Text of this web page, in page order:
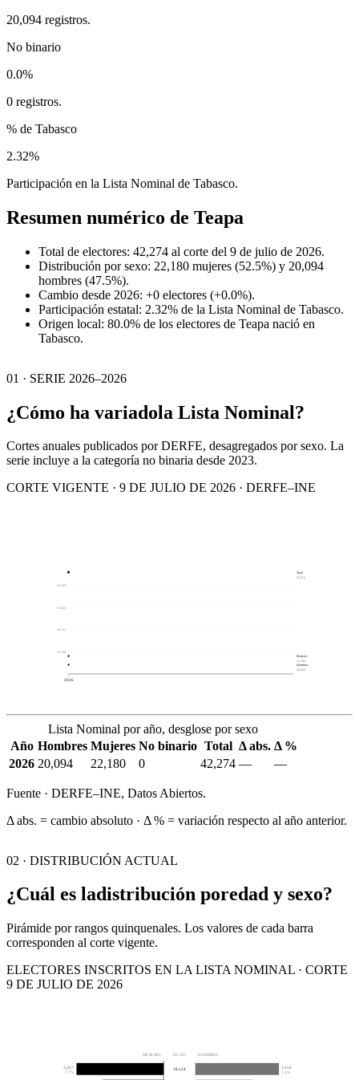
20,094 registros.
No binario
0.0%
0 registros.
% de Tabasco
2.32%
Participación en la Lista Nominal de Tabasco.
Resumen numérico de Teapa
Total de electores: 42,274 al corte del 9 de julio de 2026.
Distribución por sexo: 22,180 mujeres (52.5%) y 20,094
hombres (47.5%).
Cambio desde 2026: +0 electores (+0.0%).
Participación estatal: 2.32% de la Lista Nominal de Tabasco.
Origen local: 80.0% de los electores de Teapa nació en
Tabasco.
01 · SERIE 2026–2026
¿Cómo ha variadola Lista Nominal?
Cortes anuales publicados por DERFE, desagregados por sexo. La
serie incluye a la categoría no binaria desde 2023.
CORTE VIGENTE · 9 DE JULIO DE 2026 · DERFE–INE
23,199
28,522
33,846
39,169
2026
Total
42,274
Mujeres
22,180
Hombres
20,094
Lista Nominal por año, desglose por sexo
Año Hombres Mujeres No binario Total Δ abs. Δ %
2026 20,094 22,180 0 42,274 — —
Fuente · DERFE–INE, Datos Abiertos.
Δ abs. = cambio absoluto · Δ % = variación respecto al año anterior.
02 · DISTRIBUCIÓN ACTUAL
¿Cuál es ladistribución poredad y sexo?
Pirámide por rangos quinquenales. Los valores de cada barra
corresponden al corte vigente.
ELECTORES INSCRITOS EN LA LISTA NOMINAL · CORTE
9 DE JULIO DE 2026
MUJERES EDAD HOMBRES
3,267
7.7%
3,134
7.4%
18 a 24